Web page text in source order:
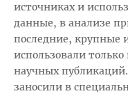
источниках и
данные, в анализе
последние,
использовали
научных
заносили в